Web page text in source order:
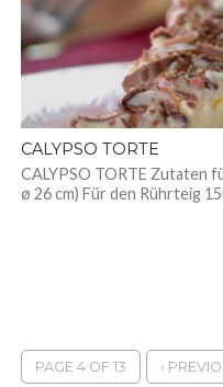
CALYPSO TORTE
CALYPSO TORTE Zutaten
ø 26 cm) Für den Rührteig
PAGE 4 OF 13 ‹